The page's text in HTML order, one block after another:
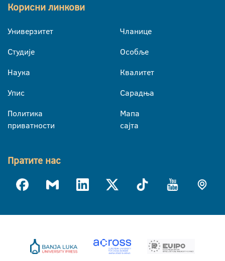
Корисни линкови
Универзитет
Студије
Наука
Упис
Политика
приватности
Чланице
Особље
Квалитет
Сарадња
Мапа
сајта
Пратите нас